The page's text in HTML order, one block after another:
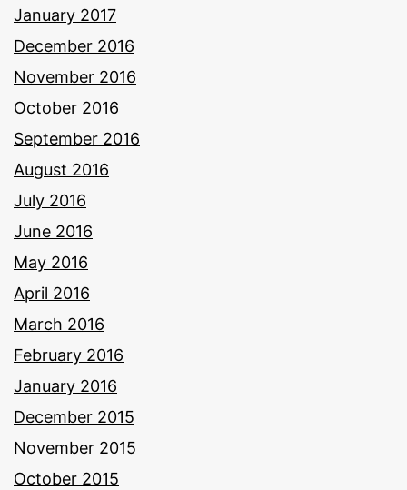
January 2017
December 2016
November 2016
October 2016
September 2016
August 2016
July 2016
June 2016
May 2016
April 2016
March 2016
February 2016
January 2016
December 2015
November 2015
October 2015